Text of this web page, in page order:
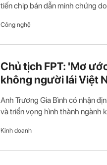
tiến chip bán dẫn minh chứng
Công nghệ
Chủ tịch FPT: 'Mơ
không người lái Việt
Anh Trương Gia Bình có nhận
và triển vọng hình thành ngành
Kinh doanh